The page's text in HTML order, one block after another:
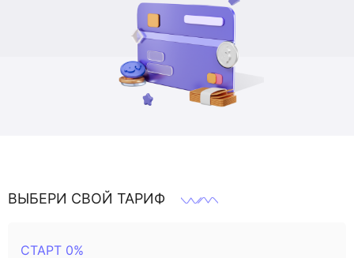
ВЫБЕРИ СВОЙ ТАРИФ
СТАРТ 0%